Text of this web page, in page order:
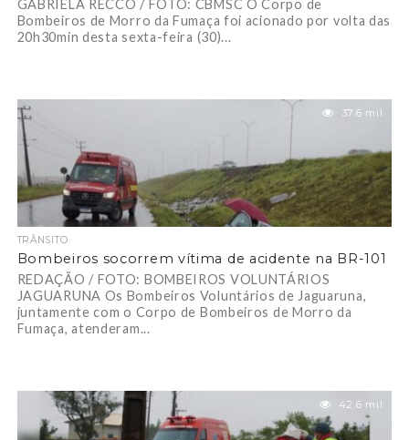
GABRIELA RECCO / FOTO: CBMSC O Corpo de
Bombeiros de Morro da Fumaça foi acionado por volta das
20h30min desta sexta-feira (30)...
37.6 mil
TRÂNSITO
Bombeiros socorrem vítima de acidente na BR-101
REDAÇÃO / FOTO: BOMBEIROS VOLUNTÁRIOS
JAGUARUNA Os Bombeiros Voluntários de Jaguaruna,
juntamente com o Corpo de Bombeiros de Morro da
Fumaça, atenderam...
42.6 mil